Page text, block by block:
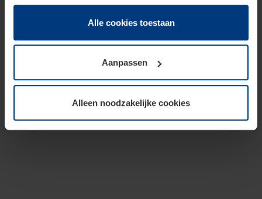
hun diensten hebben verzameld.
Juridisch hebben wij het recht om cookies op uw
van deze pagina's absoluut vereist is. Voor alle andere
soorten cookies is uw toestemming benodigd. Uw
toestemming kunt u op elk moment bij de uitleg van de
wijzigen of herroepen.
Alle cookies toestaan
Aanpassen
Alleen noodzakelijke cookies